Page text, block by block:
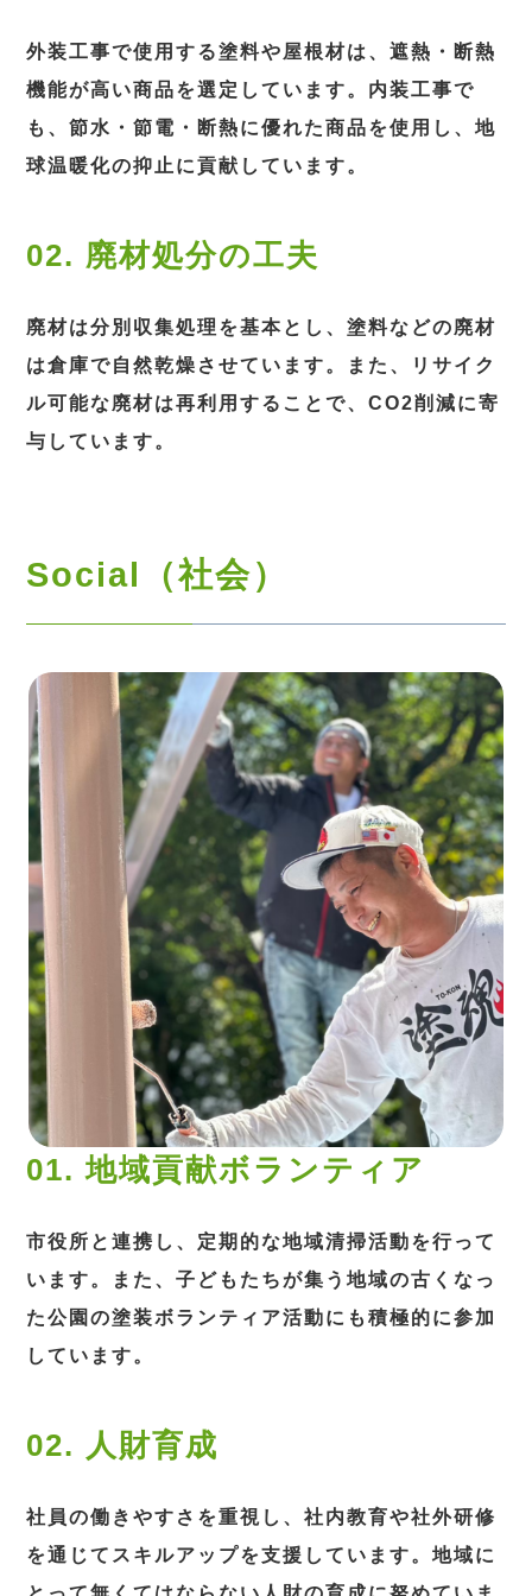
外装工事で使用する塗料や屋根材は、遮熱・断熱
機能が高い商品を選定しています。内装工事で
も、節水・節電・断熱に優れた商品を使用し、地
球温暖化の抑止に貢献しています。
02. 廃材処分の工夫
廃材は分別収集処理を基本とし、塗料などの廃材
は倉庫で自然乾燥させています。また、リサイク
ル可能な廃材は再利用することで、CO2削減に寄
与しています。
Social（社会）
01. 地域貢献ボランティア
市役所と連携し、定期的な地域清掃活動を行って
います。また、子どもたちが集う地域の古くなっ
た公園の塗装ボランティア活動にも積極的に参加
しています。
02. 人財育成
社員の働きやすさを重視し、社内教育や社外研修
を通じてスキルアップを支援しています。地域に